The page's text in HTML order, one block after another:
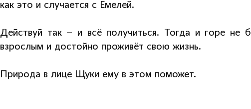
как это и случается с Емелей.
Действуй так – и всё получиться. Тогда и горе не
взрослым и достойно проживёт свою жизнь.
Природа в лице Щуки ему в этом поможет.